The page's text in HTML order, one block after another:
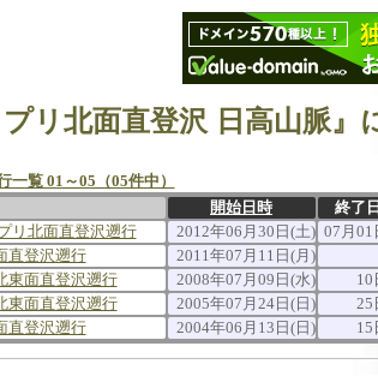
一覧 01～05（05件中）
開始日時 終了
リ北面直登沢遡行
2012年06月30日(土) 07月01
直登沢遡行
2011年07月11日(月)
東面直登沢遡行
2008年07月09日(水) 10
東面直登沢遡行
2005年07月24日(日) 25
直登沢遡行
2004年06月13日(日) 15